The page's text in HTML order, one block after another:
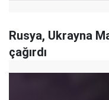
Rusya, Ukrayna
çağırdı